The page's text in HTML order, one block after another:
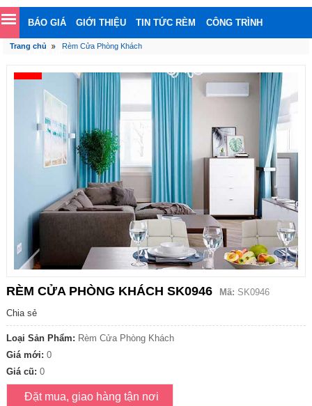
BÁO GIÁ GIỚI THIỆU TIN TỨC RÈM CÔNG TRÌNH
Trang chủ Rèm Cửa Phòng Khách
RÈM CỬA PHÒNG KHÁCH SK0946 Mã: SK0946
Chia sẻ
Loại Sản Phẩm: Rèm Cửa Phòng Khách
Giá mới: 0
Giá cũ: 0